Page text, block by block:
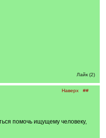
Лайк (2)
Наверх ##
помочь ищущему человеку,